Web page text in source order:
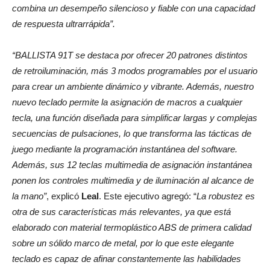
combina un desempeño silencioso y fiable con una capacidad
de respuesta ultrarrápida”.
“BALLISTA 91T se destaca por ofrecer 20 patrones distintos
de retroiluminación, más 3 modos programables por el usuario
para crear un ambiente dinámico y vibrante. Además, nuestro
nuevo teclado permite la asignación de macros a cualquier
tecla, una función diseñada para simplificar largas y complejas
secuencias de pulsaciones, lo que transforma las tácticas de
juego mediante la programación instantánea del software.
Además, sus 12 teclas multimedia de asignación instantánea
ponen los controles multimedia y de iluminación al alcance de
la mano”, explicó Leal. Este ejecutivo agregó: “La robustez es
otra de sus características más relevantes, ya que está
elaborado con material termoplástico ABS de primera calidad
sobre un sólido marco de metal, por lo que este elegante
teclado es capaz de afinar constantemente las habilidades